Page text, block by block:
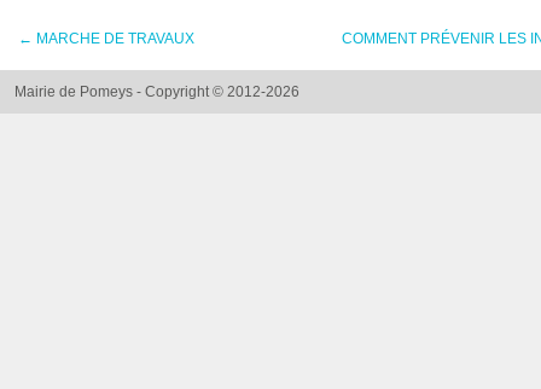
← MARCHE DE TRAVAUX COMMENT PRÉVENIR LES
Mairie de Pomeys - Copyright © 2012-2026